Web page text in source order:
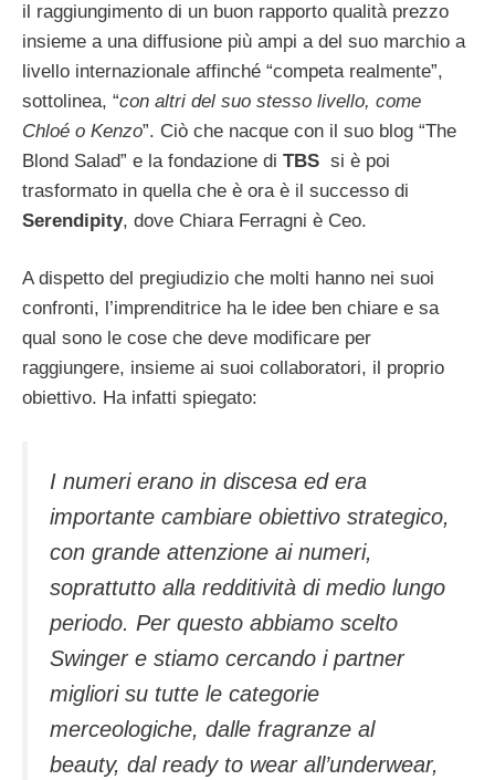
il raggiungimento di un buon rapporto qualità prezzo
insieme a una diffusione più ampi a del suo marchio a
livello internazionale affinché “competa realmente”,
sottolinea, “con altri del suo stesso livello, come
Chloé o Kenzo”. Ciò che nacque con il suo blog “The
Blond Salad” e la fondazione di TBS si è poi
trasformato in quella che è ora è il successo di
Serendipity, dove Chiara Ferragni è Ceo.
A dispetto del pregiudizio che molti hanno nei suoi
confronti, l’imprenditrice ha le idee ben chiare e sa
qual sono le cose che deve modificare per
raggiungere, insieme ai suoi collaboratori, il proprio
obiettivo. Ha infatti spiegato:
I numeri erano in discesa ed era
importante cambiare obiettivo strategico,
con grande attenzione ai numeri,
soprattutto alla redditività di medio lungo
periodo. Per questo abbiamo scelto
Swinger e stiamo cercando i partner
migliori su tutte le categorie
merceologiche, dalle fragranze al
beauty, dal ready to wear all’underwear,